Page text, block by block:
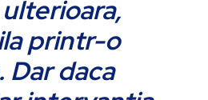
printr-o
Dar daca